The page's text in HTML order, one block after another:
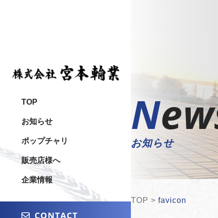
TOP
お知らせ
ポップチャリ
販売店様へ
企業情報
CONTACT
お知らせ
TOP >favicon